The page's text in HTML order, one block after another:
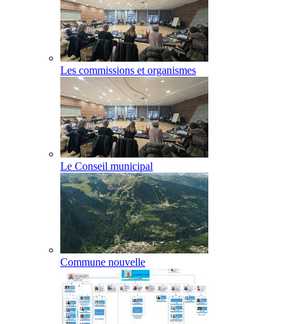
Les commissions et organismes
Le Conseil municipal
Commune nouvelle